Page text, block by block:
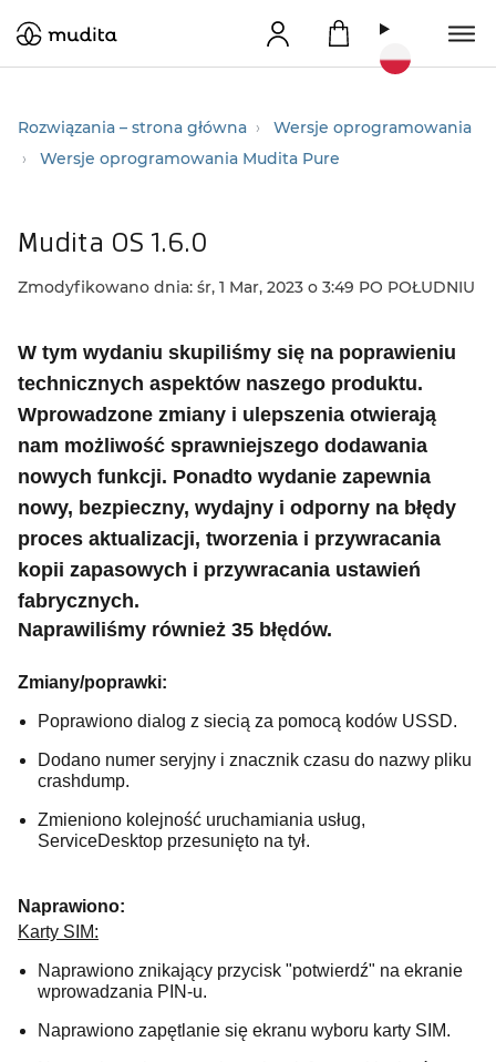
Rozwiązania – strona główna
Wersje oprogramowania
Wersje oprogramowania Mudita Pure
Mudita OS 1.6.0
Zmodyfikowano dnia: śr, 1 Mar, 2023 o 3:49 PO POŁUDNIU
W tym wydaniu skupiliśmy się na poprawieniu
technicznych aspektów naszego produktu.
Wprowadzone zmiany i ulepszenia otwierają
nam możliwość sprawniejszego dodawania
nowych funkcji. Ponadto wydanie zapewnia
nowy, bezpieczny, wydajny i odporny na błędy
proces aktualizacji, tworzenia i przywracania
kopii zapasowych i przywracania ustawień
fabrycznych.
Naprawiliśmy również 35 błędów.
Zmiany/poprawki:
Poprawiono dialog z siecią za pomocą kodów USSD.
Dodano numer seryjny i znacznik czasu do nazwy pliku
crashdump.
Zmieniono kolejność uruchamiania usług,
ServiceDesktop przesunięto na tył.
Naprawiono:
Karty SIM:
Naprawiono znikający przycisk "potwierdź" na ekranie
wprowadzania PIN-u.
Naprawiono zapętlanie się ekranu wyboru karty SIM.